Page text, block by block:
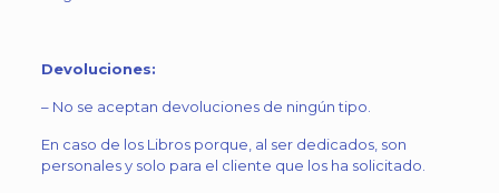
Devoluciones:
– No se aceptan devoluciones de ningún tipo.
En caso de los Libros porque, al ser dedicados, son
personales y solo para el cliente que los ha solicitado.